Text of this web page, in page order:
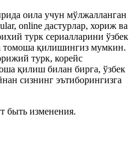
оила учун мўлжалланган
online дастурлар, хориж ва
турк сериалларини ўзбек
томоша қилишингиз мумкин.
турк, корейс
қилиш билан бирга, ўзбек
сизнинг эътиборингизга
быть изменения.